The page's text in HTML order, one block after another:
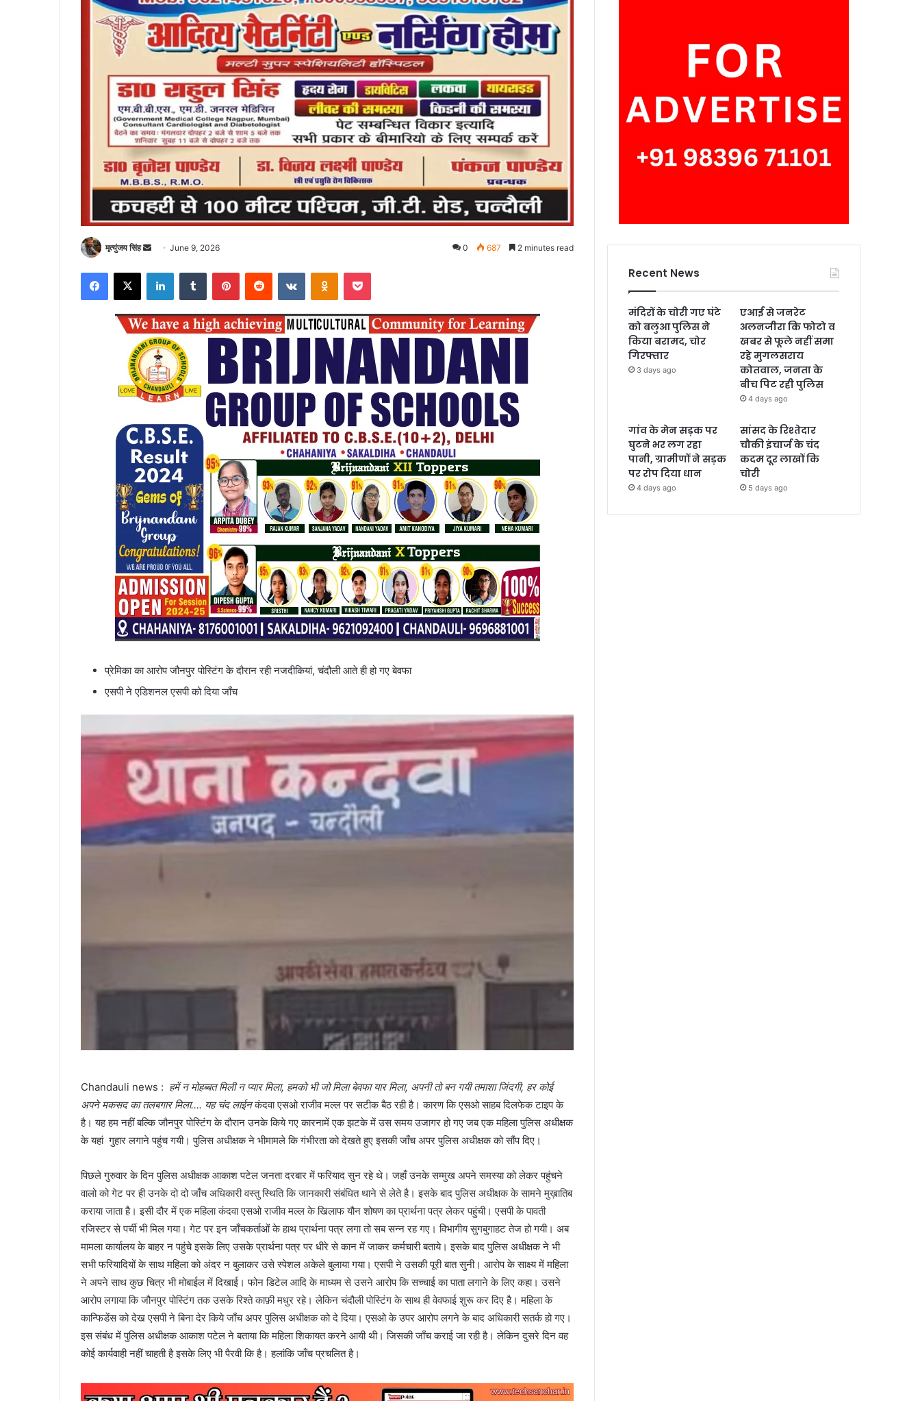
मृत्युंजय सिंह
Send
email
June 9, 2026 0 687 2 minutes read
Facebook
X LinkedInTumblr PinterestReddit VKontakteOdnoklassniki
Pocket
प्रेमिका का आरोप जौनपुर पोस्टिंग के दौरान रही नजदीकियां, चंदौली आते ही हो गए बेवफा
एसपी ने एडिशनल एसपी को दिया जाँच
Chandauli news : हमें न मोहब्बत मिली न प्यार मिला, हमको भी जो मिला बेवफा यार मिला, अपनी तो बन गयी तमाशा जिंदगी, हर कोई
अपने मकसद का तलबगार मिला…. यह चंद लाईनकंदवा एसओ राजीव मल्ल पर सटीक बैठ रही है। कारण कि एसओ साहब दिलफेक टाइप के
है। यह हम नहीं बल्कि जौनपुर पोस्टिंग के दौरान उनके किये गए कारनामें एक झटके में उस समय उजागर हो गए जब एक महिला पुलिस अधीक्षक
के यहां गुहार लगाने पहुंच गयी। पुलिस अधीक्षक ने भीमामले कि गंभीरता को देखते हुए इसकी जाँच अपर पुलिस अधीक्षक को सौंप दिए।
पिछले गुरुवार के दिन पुलिस अधीक्षक आकाश पटेल जनता दरबार में फरियाद सुन रहे थे। जहाँ उनके सम्मुख अपने समस्या को लेकर पहुंचने
वालो को गेट पर ही उनके दो दो जाँच अधिकारी वस्तु स्थिति कि जानकारी संबंधित थाने से लेते है। इसके बाद पुलिस अधीक्षक के सामने मुख़ातिब
कराया जाता है। इसी दौर में एक महिला कंदवा एसओ राजीव मल्ल के खिलाफ यौन शोषण का प्रार्थना पत्र लेकर पहुंची। एसपी के पावती
रजिस्टर से पर्ची भी मिल गया। गेट पर इन जाँचकर्ताओं के हाथ प्रार्थना पत्र लगा तो सब सन्न रह गए। विभागीय सुगबुगाहट तेज हो गयी। अब
मामला कार्यालय के बाहर न पहुंचे इसके लिए उसके प्रार्थना पत्र पर धीरे से कान में जाकर कर्मचारी बताये। इसके बाद पुलिस अधीक्षक ने भी
सभी फरियादियों के साथ महिला को अंदर न बुलाकर उसे स्पेशल अकेले बुलाया गया। एसपी ने उसकी पूरी बात सुनी। आरोप के साक्ष्य में महिला
ने अपने साथ कुछ चित्र भी मोबाईल में दिखाई। फोन डिटेल आदि के माध्यम से उसने आरोप कि सच्चाई का पाता लगाने के लिए कहा। उसने
आरोप लगाया कि जौनपुर पोस्टिंग तक उसके रिश्ते काफ़ी मधुर रहे। लेकिन चंदौली पोस्टिंग के साथ ही वेवफाई शुरू कर दिए है। महिला के
कान्फिडेंस को देख एसपी ने बिना देर किये जाँच अपर पुलिस अधीक्षक को दे दिया। एसओ के उपर आरोप लगने के बाद अधिकारी सतर्क हो गए।
इस संबंध में पुलिस अधीक्षक आकाश पटेल ने बताया कि महिला शिकायत करने आयी थी। जिसकी जाँच कराई जा रही है। लेकिन दुसरे दिन वह
कोई कार्यवाही नहीं चाहती है इसके लिए भी पैरवी कि है। हलांकि जाँच प्रचलित है।
Recent News
मंदिरों के चोरी गए घंटे
को बलुआ पुलिस ने
किया बरामद, चोर
गिरफ्तार
3 days ago
एआई से जनरेट
अलनजीरा कि फोटो व
खबर से फूले नहीं समा
रहे मुगलसराय
कोतवाल, जनता के
बीच पिट रही पुलिस
4 days ago
गांव के मेन सड़क पर
घुटने भर लग रहा
पानी, ग्रामीणों ने सड़क
पर रोप दिया धान
4 days ago
सांसद के रिश्तेदार
चौकी इंचार्ज के चंद
कदम दूर लाखों कि
चोरी
5 days ago